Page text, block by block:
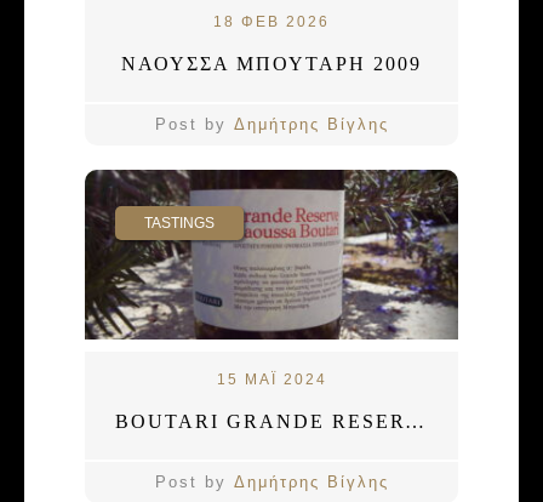
18 ΦΕΒ 2026
ΝΑΟΥΣΣΑ ΜΠΟΥΤΑΡΗ 2009
Post by Δημήτρης Βίγλης
TASTINGS
15 ΜΑΪ 2024
BOUTARI GRANDE RESERVE 2010
Post by Δημήτρης Βίγλης